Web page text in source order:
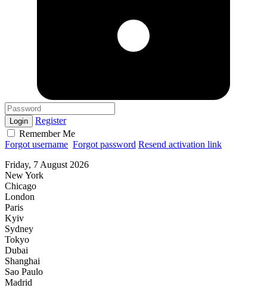
Login
Register
Remember Me
Forgot username Forgot password Resend activation link
Friday, 7 August 2026
New York
Chicago
London
Paris
Kyiv
Sydney
Tokyo
Dubai
Shanghai
Sao Paulo
Madrid